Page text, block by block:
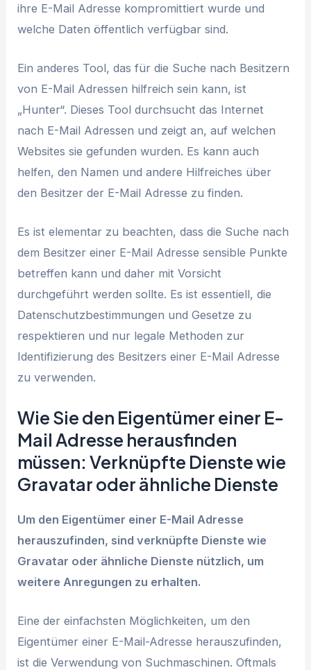
ihre E-Mail Adresse kompromittiert wurde und
welche Daten öffentlich verfügbar sind.
Ein anderes Tool, das für die Suche nach Besitzern
von E-Mail Adressen hilfreich sein kann, ist
„Hunter“. Dieses Tool durchsucht das Internet
nach E-Mail Adressen und zeigt an, auf welchen
Websites sie gefunden wurden. Es kann auch
helfen, den Namen und andere Hilfreiches über
den Besitzer der E-Mail Adresse zu finden.
Es ist elementar zu beachten, dass die Suche nach
dem Besitzer einer E-Mail Adresse sensible Punkte
betreffen kann und daher mit Vorsicht
durchgeführt werden sollte. Es ist essentiell, die
Datenschutzbestimmungen und Gesetze zu
respektieren und nur legale Methoden zur
Identifizierung des Besitzers einer E-Mail Adresse
zu verwenden.
Wie Sie den Eigentümer einer E-
Mail Adresse herausfinden
müssen: Verknüpfte Dienste wie
Gravatar oder ähnliche Dienste
Um den Eigentümer einer E-Mail Adresse
herauszufinden, sind verknüpfte Dienste wie
Gravatar oder ähnliche Dienste nützlich, um
weitere Anregungen zu erhalten.
Eine der einfachsten Möglichkeiten, um den
Eigentümer einer E-Mail-Adresse herauszufinden,
ist die Verwendung von Suchmaschinen. Oftmals